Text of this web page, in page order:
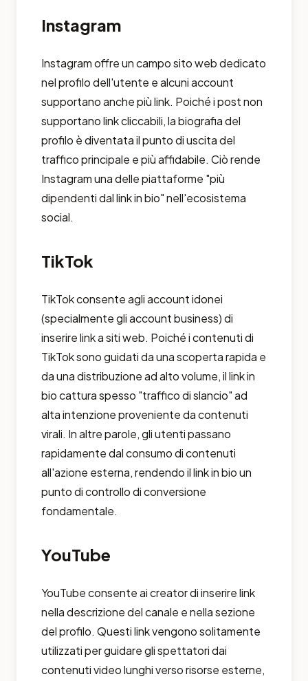
Instagram
Instagram offre un campo sito web dedicato
nel profilo dell'utente e alcuni account
supportano anche più link. Poiché i post non
supportano link cliccabili, la biografia del
profilo è diventata il punto di uscita del
traffico principale e più affidabile. Ciò rende
Instagram una delle piattaforme "più
dipendenti dal link in bio" nell'ecosistema
social.
TikTok
TikTok consente agli account idonei
(specialmente gli account business) di
inserire link a siti web. Poiché i contenuti di
TikTok sono guidati da una scoperta rapida e
da una distribuzione ad alto volume, il link in
bio cattura spesso "traffico di slancio" ad
alta intenzione proveniente da contenuti
virali. In altre parole, gli utenti passano
rapidamente dal consumo di contenuti
all'azione esterna, rendendo il link in bio un
punto di controllo di conversione
fondamentale.
YouTube
YouTube consente ai creator di inserire link
nella descrizione del canale e nella sezione
del profilo. Questi link vengono solitamente
utilizzati per guidare gli spettatori dai
contenuti video lunghi verso risorse esterne,